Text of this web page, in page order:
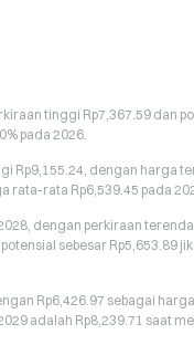
tinggi Rp7,367.59 dan
pada 2026.
Rp9,155.24, dengan harga
rata-rata Rp6,539.45 pada
dengan perkiraan
sebesar Rp5,653.89
Rp6,426.97 sebagai
adalah Rp8,239.71 saat